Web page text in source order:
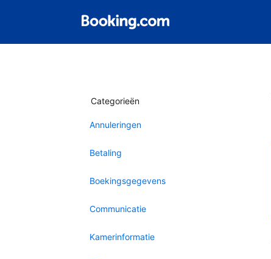
Categorieën
Annuleringen
Betaling
Boekingsgegevens
Communicatie
Kamerinformatie